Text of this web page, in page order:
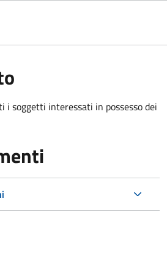
soggetti interessati in possesso dei